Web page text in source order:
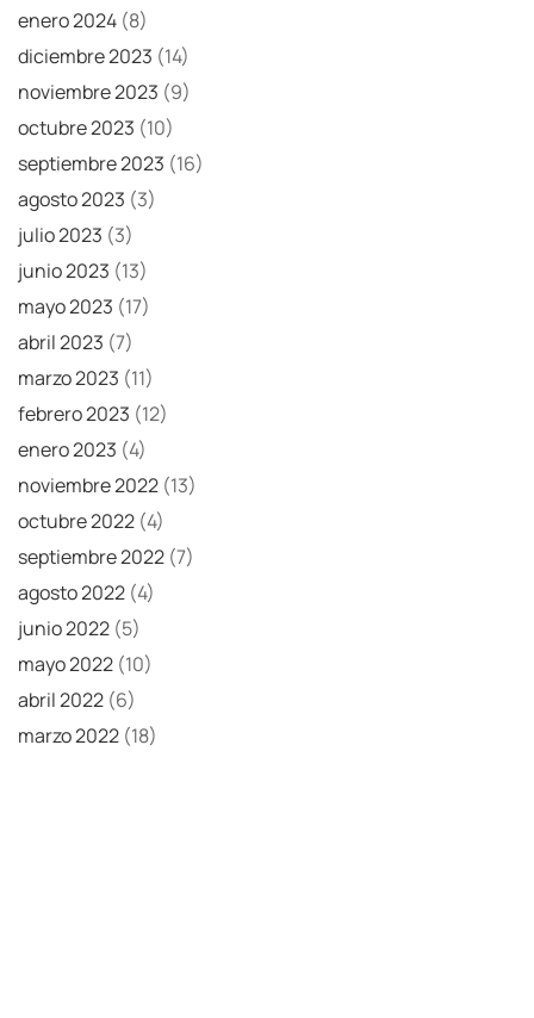
enero 2024 (8)
diciembre 2023 (14)
noviembre 2023 (9)
octubre 2023 (10)
septiembre 2023 (16)
agosto 2023 (3)
julio 2023 (3)
junio 2023 (13)
mayo 2023 (17)
abril 2023 (7)
marzo 2023 (11)
febrero 2023 (12)
enero 2023 (4)
noviembre 2022 (13)
octubre 2022 (4)
septiembre 2022 (7)
agosto 2022 (4)
junio 2022 (5)
mayo 2022 (10)
abril 2022 (6)
marzo 2022 (18)